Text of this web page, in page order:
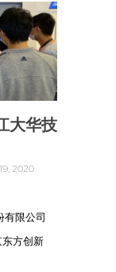
大华技
2020
有限公司
东方创新